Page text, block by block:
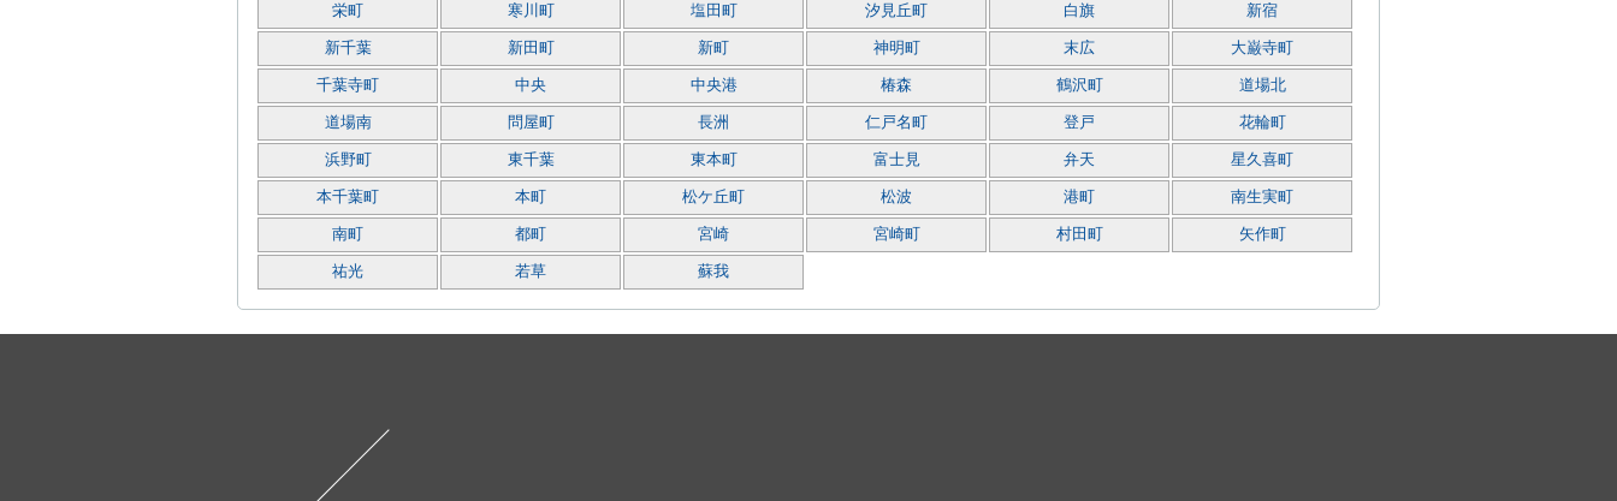
栄町 寒川町 塩田町 汐見丘町 白旗 新宿
新千葉 新田町 新町 神明町 末広 大巌寺町
千葉寺町 中央 中央港 椿森 鶴沢町 道場北
道場南 問屋町 長洲 仁戸名町 登戸 花輪町
浜野町 東千葉 東本町 富士見 弁天 星久喜町
本千葉町 本町 松ケ丘町 松波 港町 南生実町
南町 都町 宮崎 宮崎町 村田町 矢作町
祐光 若草 蘇我